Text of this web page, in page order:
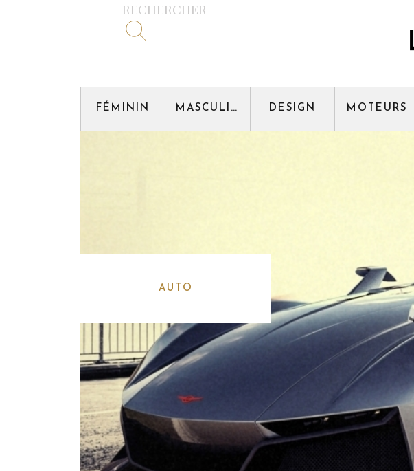
RECHERCHER
FÉMININ MASCULIN DESIGN MOTEURS
AUTO